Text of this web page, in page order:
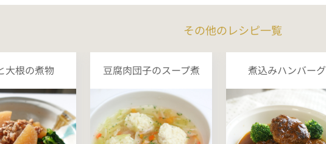
その他のレシピ一覧
大根の煮物 豆腐肉団子のスープ煮 煮込みハンバーグ